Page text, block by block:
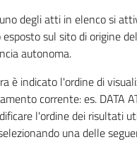
degli atti in elenco si
sul sito di origine
autonoma.
è indicato l'ordine di
corrente: es. DATA
l'ordine dei risultati
una delle